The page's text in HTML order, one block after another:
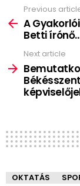
more
Previous
A
Betti
Next article
OKTATÁS